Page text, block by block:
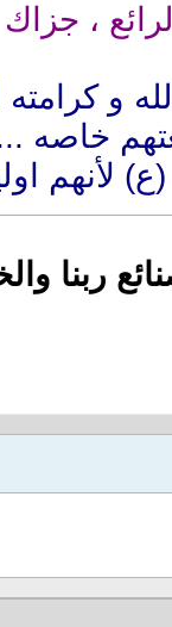
، جزاك
و كرامته
خاصه
لأنهم
ربنا